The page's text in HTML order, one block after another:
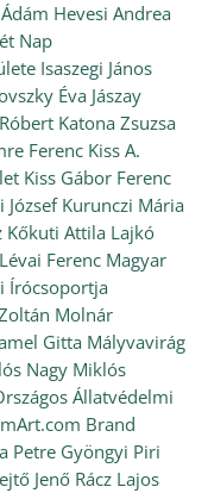
Hevesi Andrea
Nap
Isaszegi János
Éva Jászay
Katona Zsuzsa
Ferenc Kiss A.
Kiss Gábor Ferenc
József Kurunczi Mária
Kőkuti Attila Lajkó
Lévai Ferenc Magyar
Írócsoportja
Molnár
Gitta Mályvavirág
Nagy Miklós
Állatvédelmi
Brand
Petre Gyöngyi Piri
Jenő Rácz Lajos